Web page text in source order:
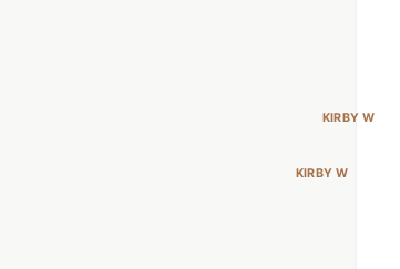
KIRBY W
KIRBY W